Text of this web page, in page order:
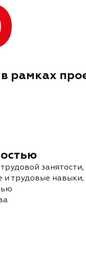
рамках
занятости,
и трудовые навыки,